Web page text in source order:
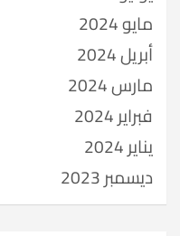
مايو 2024
أبريل 2024
مارس 2024
فبراير 2024
يناير 2024
ديسمبر 2023